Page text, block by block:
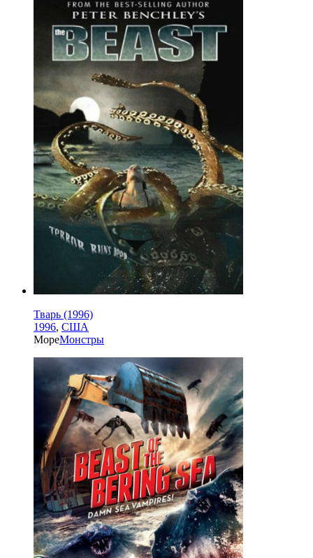
Тварь (1996)
1996, США
МореМонстры